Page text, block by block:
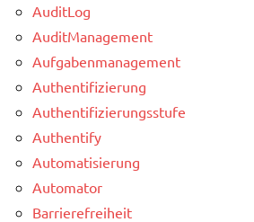
AuditLog
AuditManagement
Aufgabenmanagement
Authentifizierung
Authentifizierungsstufe
Authentify
Automatisierung
Automator
Barrierefreiheit